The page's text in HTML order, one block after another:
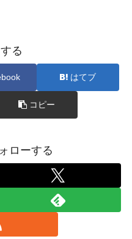
る
はてブ
コピー
ローする